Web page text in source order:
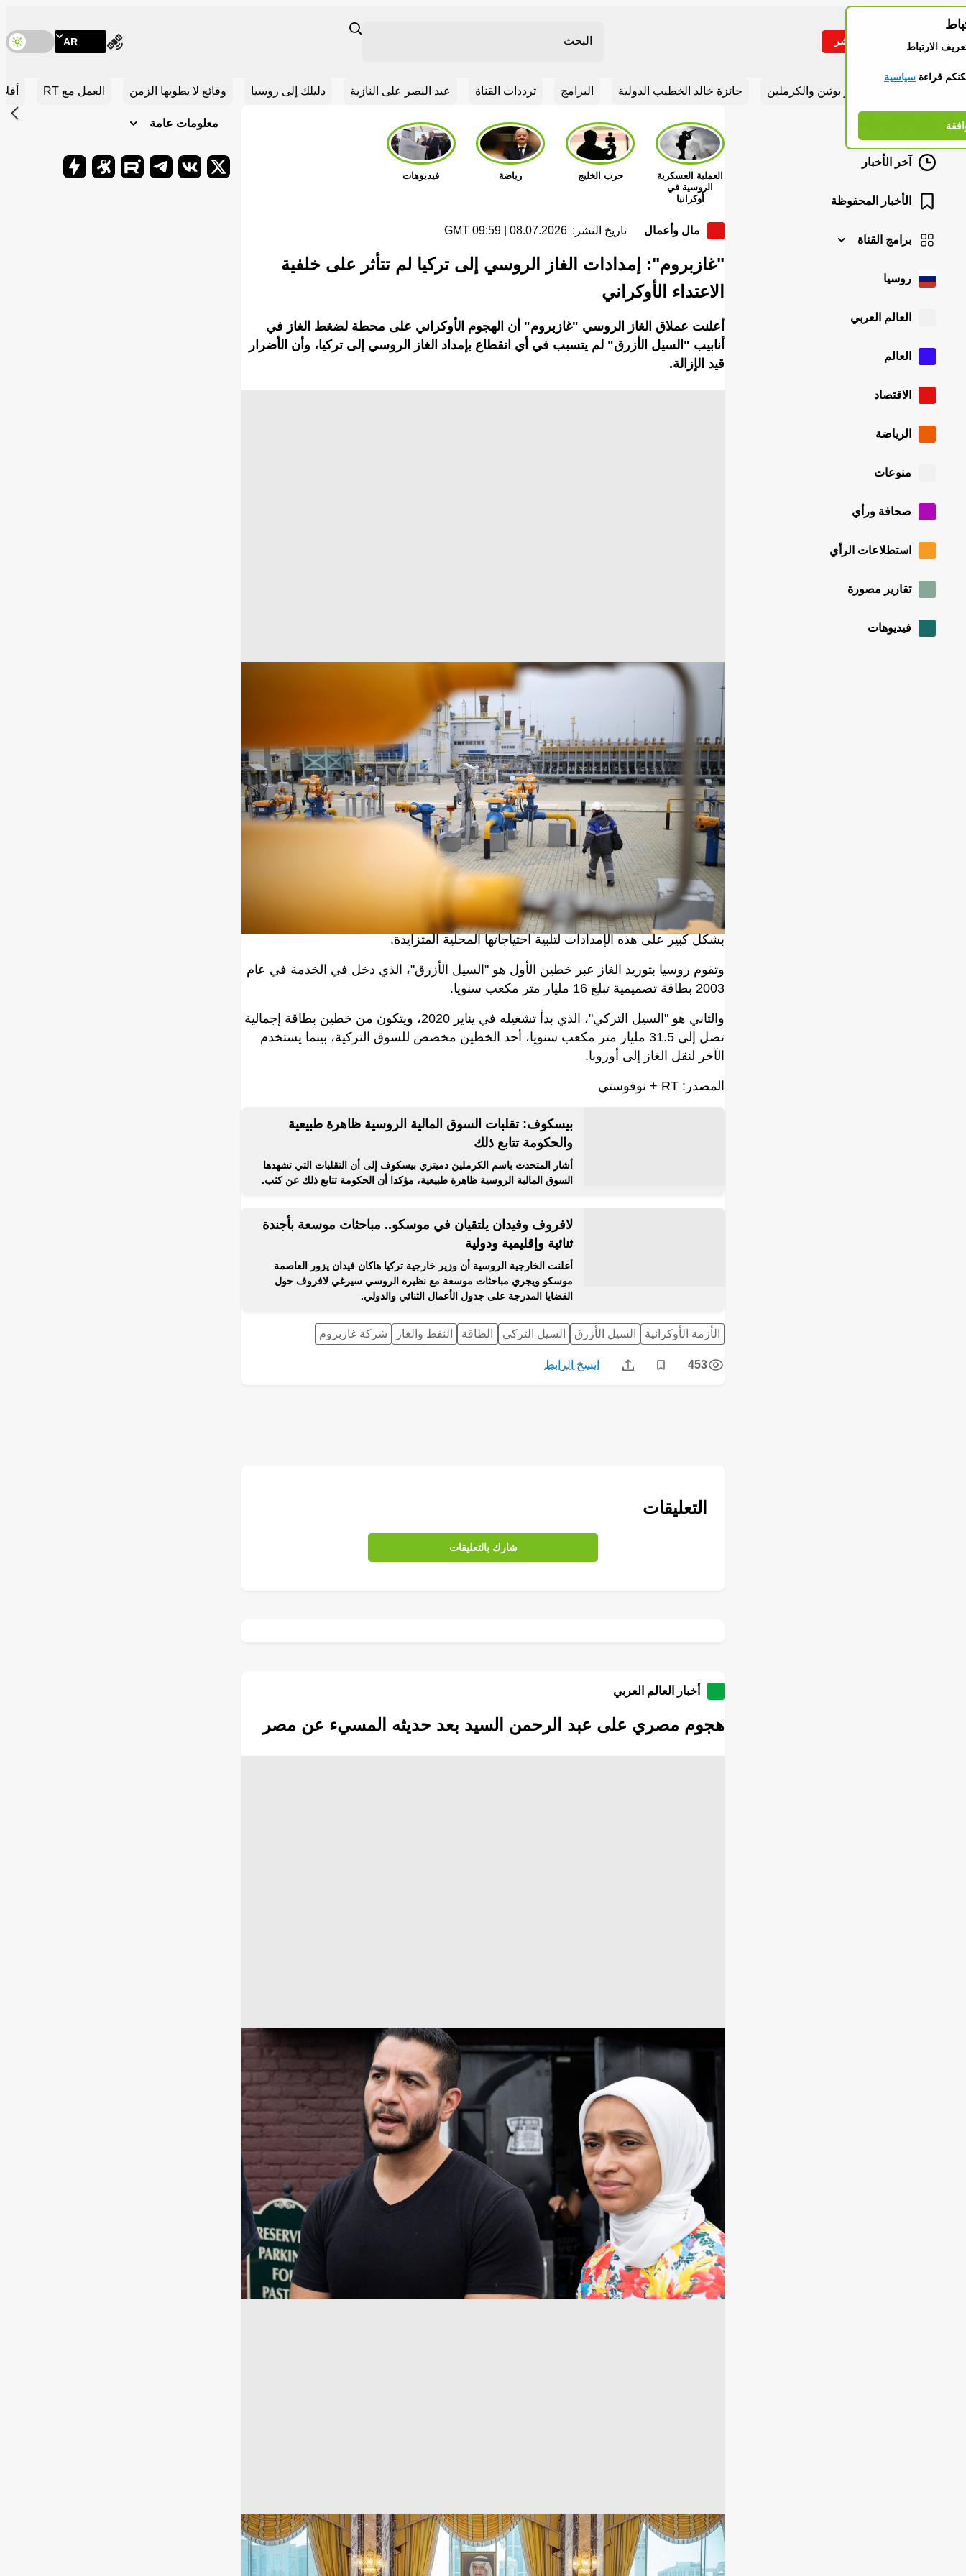
الارتباط
قراءة سياسية
تبديل القائمة مباشر
Search
أين يمكنك متابعتنا
AR
أقسام مهمة أخبار بوتين والكرملين جائزة خالد الخطيب الدولية البرامج ترددات القناة عيد النصر على النازية دليلك إلى روسيا وقائع لا يطويها الزمن العمل مع RT
إلى
آخر الأخبار
الأخبار المحفوظة
برامج القناة
روسيا
العالم العربي
العالم
الاقتصاد
الرياضة
منوعات
صحافة ورأي
استطلاعات الرأي
تقارير مصورة
فيديوهات
Stories
العملية العسكرية
الروسية في
أوكرانيا
مشاهدة
حرب الخليج
مشاهدة
رياضة
مشاهدة
فيديوهات
مشاهدة
مال وأعمال تاريخ النشر: 08.07.2026 | 09:59 GMT
"غازبروم": إمدادات الغاز الروسي إلى تركيا لم تتأثر على خلفية
الاعتداء الأوكراني
أعلنت عملاق الغاز الروسي "غازبروم" أن الهجوم الأوكراني على محطة لضغط الغاز في
أنابيب "السيل الأزرق" لم يتسبب في أي انقطاع بإمداد الغاز الروسي إلى تركيا، وأن الأضرار
قيد الإزالة.
صورة من الأرشيف / Sputnik
وقالت "غازبروم" في بيان لها اليوم الأربعاء: "كان الهجوم يهدف إلى تعطيل الإمدادات
المستمرة للغاز الروسي إلى تركيا. ويجري حاليا إصلاح الأضرار الناجمة عن الهجوم". وأضافت:
"الإجراءات السريعة التي اتخذناها مكنت من تجنب أي اضطراب في الإمدادات".
وكانت الشركة قد أعلنت في وقت سابق أن محطة الضغط "كراسنودار"، التابعة للبنية التحتية
لخط "السيل الأزرق" الذي يصدر الغاز إلى تركيا، تعرضت لهجوم بطائرات مسيرة.
من جانبه، أفاد مصدر في الحكومة التركية بأن أنقرة تدرس المعلومات الواردة بشأن الهجوم
على البنية التحتية "للسيل الأزرق"، وأكد أن الجهات المعنية في تركيا ستقوم، عند الضرورة،
بتنسيق إجراءاتها مع الجانب الروسي.
وتشكل خطوط أنابيب الغاز الطبيعي بين روسيا وتركيا شريانا حيويا للطاقة، حيث تعتمد أنقرة
بشكل كبير على هذه الإمدادات لتلبية احتياجاتها المحلية المتزايدة.
وتقوم روسيا بتوريد الغاز عبر خطين الأول هو "السيل الأزرق"، الذي دخل في الخدمة في عام
2003 بطاقة تصميمية تبلغ 16 مليار متر مكعب سنويا.
والثاني هو "السيل التركي"، الذي بدأ تشغيله في يناير 2020، ويتكون من خطين بطاقة إجمالية
تصل إلى 31.5 مليار متر مكعب سنويا، أحد الخطين مخصص للسوق التركية، بينما يستخدم
الآخر لنقل الغاز إلى أوروبا.
المصدر: RT + نوفوستي
بيسكوف: تقلبات السوق المالية الروسية ظاهرة طبيعية
والحكومة تتابع ذلك
أشار المتحدث باسم الكرملين دميتري بيسكوف إلى أن التقلبات التي تشهدها
السوق المالية الروسية ظاهرة طبيعية، مؤكدا أن الحكومة تتابع ذلك عن كثب.
لافروف وفيدان يلتقيان في موسكو.. مباحثات موسعة بأجندة
ثنائية وإقليمية ودولية
أعلنت الخارجية الروسية أن وزير خارجية تركيا هاكان فيدان يزور العاصمة
موسكو ويجري مباحثات موسعة مع نظيره الروسي سيرغي لافروف حول
القضايا المدرجة على جدول الأعمال الثنائي والدولي.
الأزمة الأوكرانية السيل الأزرق السيل التركي الطاقة النفط والغاز شركة غازبروم
453
Save post
Share انسخ الرابط
التعليقات
شارك بالتعليقات
أخبار العالم العربي
هجوم مصري على عبد الرحمن السيد بعد حديثه المسيء عن مصر
أخبار مصر أخبار مصر اليوم أقباط مصر القاهرة غوغل - Google
20109
Save post
Share
أخبار العالم العربي
لماذا غابت مصر عن اتفاقية مكة للدفاع المشترك؟.. خبراء يفسرون
أخبار السعودية أخبار تركيا أخبار مصر أخبار مصر اليوم رجب طيب أردوغان
شهباز شريف
محمد بن سلمان
مكة المكرمة غوغل - Google
معلومات عامة
X
VK.com
Telegram
Rutube
Odysee
Telegram